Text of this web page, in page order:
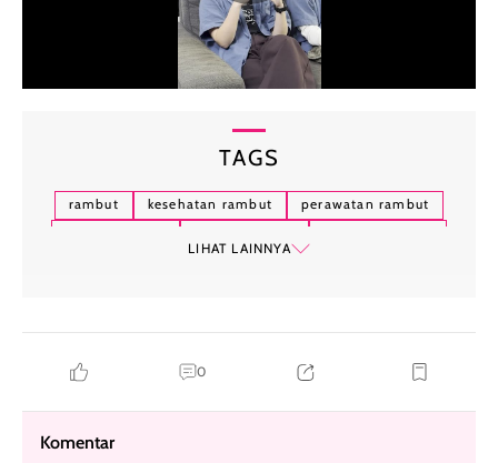
TAGS
rambut kesehatan rambut
perawatan rambut
LIHAT LAINNYA
0
Komentar